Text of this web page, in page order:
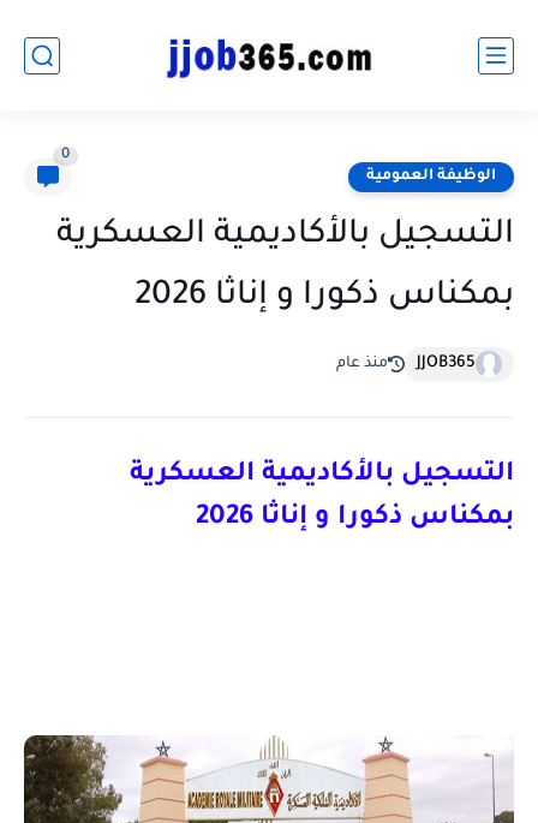
الوظيفة العمومية
0
التسجيل بالأكاديمية العسكرية
بمكناس ذكورا و إناثا 2026
JJOB365 منذ عام
التسجيل بالأكاديمية العسكرية
بمكناس ذكورا و إناثا 2026